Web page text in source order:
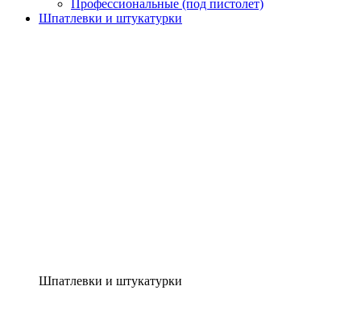
Профессиональные (под пистолет)
Шпатлевки и штукатурки
Шпатлевки и штукатурки